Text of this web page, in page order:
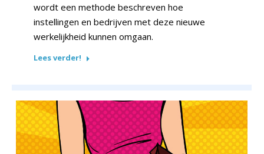
wordt een methode beschreven hoe
instellingen en bedrij­ven met deze nieuwe
werkelijkheid kunnen omgaan.
Lees verder!